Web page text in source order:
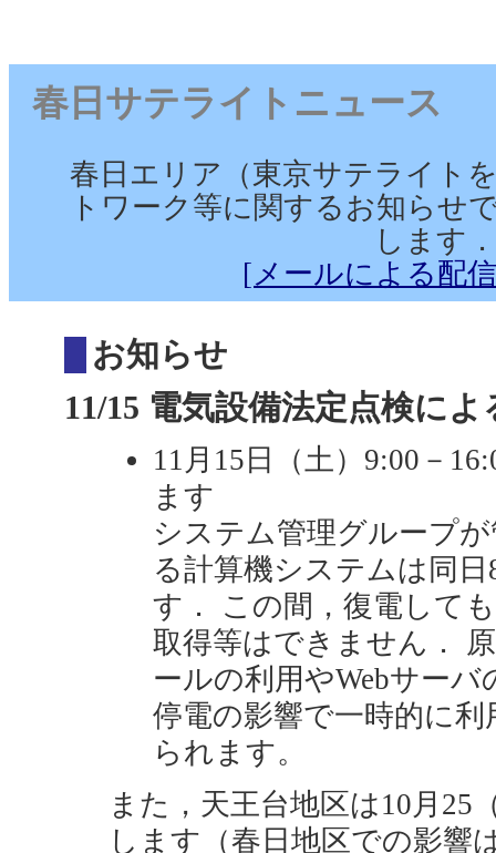
春日サテライトニュース
春日エリア（東京サテライト
トワーク等に関するお知らせ
します．
[メールによる配
お知らせ
11/15 電気設備法定点検に
11月15日（土）9:00－
ます
システム管理グループ
る計算機システムは同
す． この間，復電して
取得等はできません．
ールの利用やWebサー
停電の影響で一時的に
られます。
また，天王台地区は10月25
します（春日地区での影響